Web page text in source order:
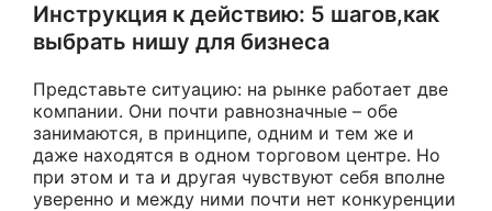
Инструкция к действию: 5 шагов,как
выбрать нишу для бизнеса
Представьте ситуацию: на рынке работает две
компании. Они почти равнозначные – обе
занимаются, в принципе, одним и тем же и
даже находятся в одном торговом центре. Но
при этом и та и другая чувствуют себя вполне
уверенно и между ними почти нет конкуренции